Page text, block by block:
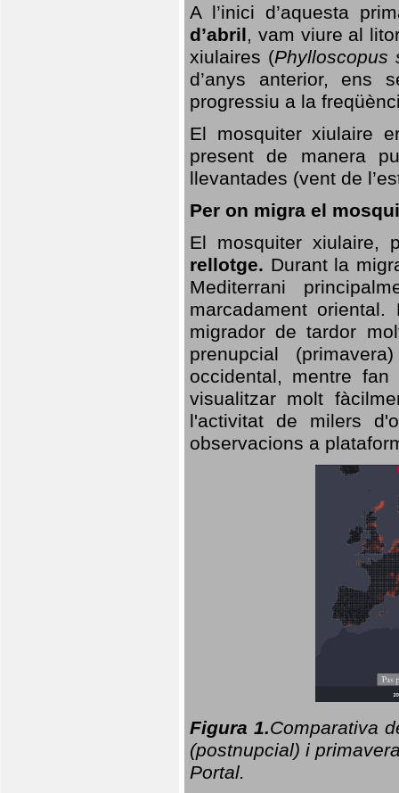
A l’inici d’aquesta
d’abril, vam viure al
xiulaires (Phylloscopus
d’anys anterior, ens
progressiu a la
El mosquiter xiulaire
present de manera
llevantades (vent de
Per on migra el
El mosquiter xiulaire,
rellotge. Durant la
Mediterrani
marcadament
migrador de tardor
prenupcial
occidental, mentre
visualitzar molt
l'activitat de milers
observacions a
Figura 1.Comparativa
(postnupcial) i
Portal.